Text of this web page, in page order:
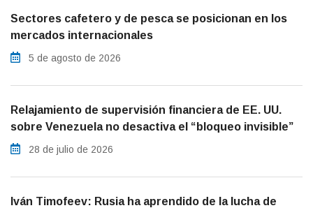
Sectores cafetero y de pesca se posicionan en los
mercados internacionales
5 de agosto de 2026
Relajamiento de supervisión financiera de EE. UU.
sobre Venezuela no desactiva el “bloqueo invisible”
28 de julio de 2026
Iván Timofeev: Rusia ha aprendido de la lucha de